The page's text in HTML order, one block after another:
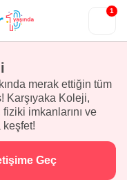
1
merak ettiğin tüm
Karşıyaka Koleji,
fiziki imkanlarını ve
keşfet!
Geç